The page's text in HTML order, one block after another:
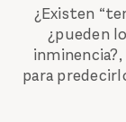
¿Existen
¿pueden
para